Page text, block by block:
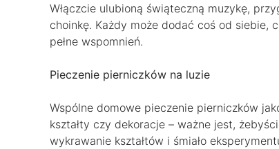
Włączcie ulubioną świąteczną muzykę,
choinkę. Każdy może dodać coś od siebie,
pełne wspomnień.
Pieczenie pierniczków na luzie
Wspólne domowe pieczenie pierniczków
kształty czy dekoracje – ważne jest,
wykrawanie kształtów i śmiało